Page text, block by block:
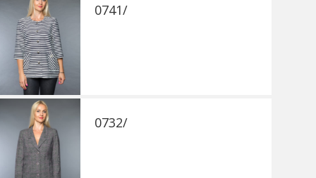
0741/
0732/